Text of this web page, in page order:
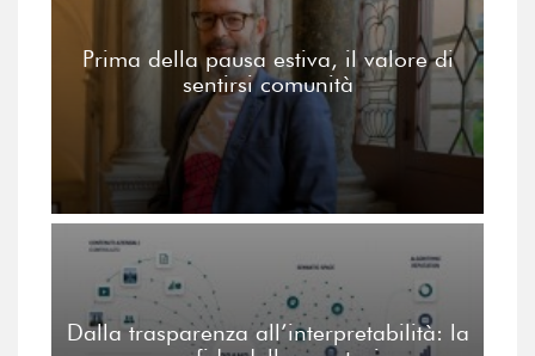
Prima della pausa estiva, il valore di
sentirsi comunità
Dalla trasparenza all’interpretabilità: la